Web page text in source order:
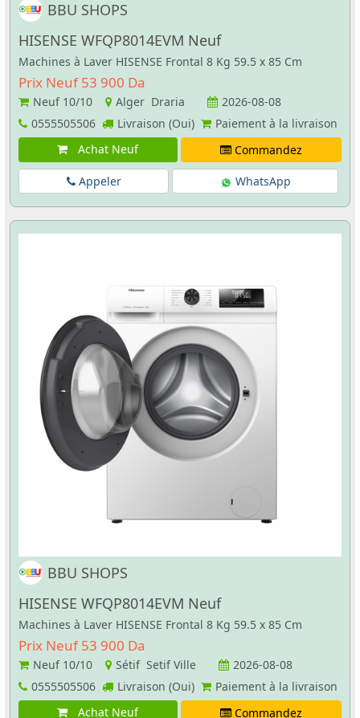
BBU SHOPS
HISENSE WFQP8014EVM Neuf
Machines à Laver HISENSE Frontal 8 Kg 59.5 x 85 Cm
Prix Neuf 53 900 Da
Neuf 10/10 Alger Draria
2026-08-08
0555505506
Livraison (Oui)
Paiement à la livraison
Achat Neuf
Commandez
Appeler WhatsApp
BBU SHOPS
HISENSE WFQP8014EVM Neuf
Machines à Laver HISENSE Frontal 8 Kg 59.5 x 85 Cm
Prix Neuf 53 900 Da
Neuf 10/10 Sétif Setif Ville
2026-08-08
0555505506
Livraison (Oui)
Paiement à la livraison
Achat Neuf
Commandez